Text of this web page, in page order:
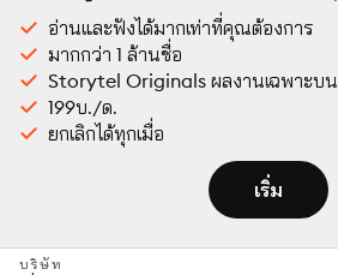
อ่านและฟังได้มากเท่าที่คุณต้องการ
มากกว่า 1 ล้านชื่อ
Storytel Originals ผลงานเฉพาะบ
199บ./ด.
ยกเลิกได้ทุกเมื่อ
เริ่ม
บริษัท